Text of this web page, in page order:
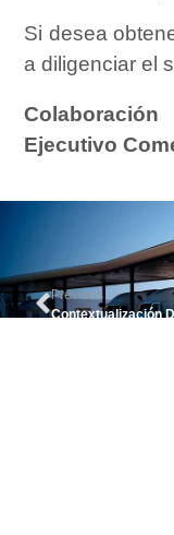
Si desea
a diligenciar el
Ejecutivo
Previous